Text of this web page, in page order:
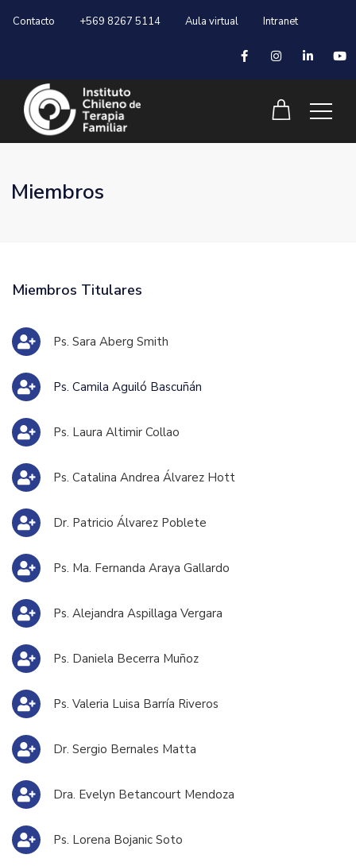
Contacto +569 8267 5114 Aula virtual Intranet
Miembros
Miembros Titulares
Ps. Sara Aberg Smith
Ps. Camila Aguiló Bascuñán
Ps. Laura Altimir Collao
Ps. Catalina Andrea Álvarez Hott
Dr. Patricio Álvarez Poblete
Ps. Ma. Fernanda Araya Gallardo
Ps. Alejandra Aspillaga Vergara
Ps. Daniela Becerra Muñoz
Ps. Valeria Luisa Barría Riveros
Dr. Sergio Bernales Matta
Dra. Evelyn Betancourt Mendoza
Ps. Lorena Bojanic Soto